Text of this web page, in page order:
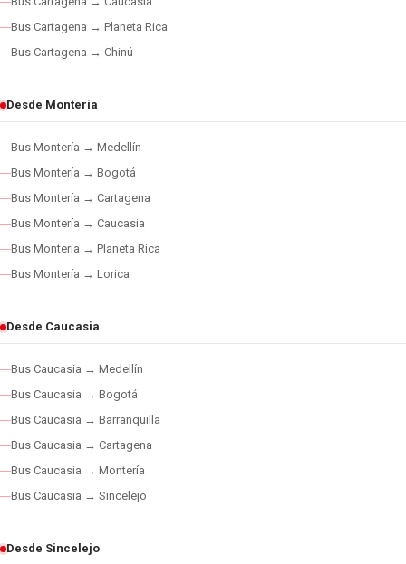
Bus Cartagena → Planeta Rica
Bus Cartagena → Chinú
Desde Montería
Bus Montería → Medellín
Bus Montería → Bogotá
Bus Montería → Cartagena
Bus Montería → Caucasia
Bus Montería → Planeta Rica
Bus Montería → Lorica
Desde Caucasia
Bus Caucasia → Medellín
Bus Caucasia → Bogotá
Bus Caucasia → Barranquilla
Bus Caucasia → Cartagena
Bus Caucasia → Montería
Bus Caucasia → Sincelejo
Desde Sincelejo